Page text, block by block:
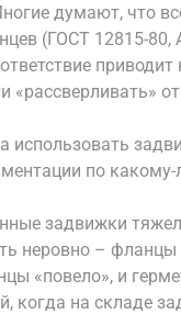
думают, что
(ГОСТ 12815-80,
использовать
по
задвижки
неровно –
«повело», и
когда на складе